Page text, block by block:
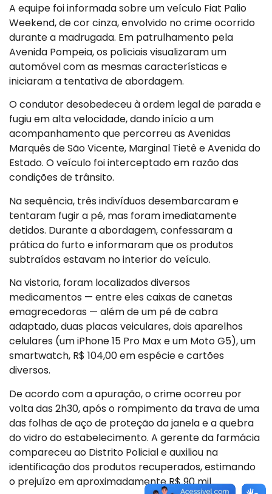
A equipe foi informada sobre um veículo Fiat Palio
Weekend, de cor cinza, envolvido no crime ocorrido
durante a madrugada. Em patrulhamento pela
Avenida Pompeia, os policiais visualizaram um
automóvel com as mesmas características e
iniciaram a tentativa de abordagem.
O condutor desobedeceu à ordem legal de parada e
fugiu em alta velocidade, dando início a um
acompanhamento que percorreu as Avenidas
Marquês de São Vicente, Marginal Tietê e Avenida do
Estado. O veículo foi interceptado em razão das
condições de trânsito.
Na sequência, três indivíduos desembarcaram e
tentaram fugir a pé, mas foram imediatamente
detidos. Durante a abordagem, confessaram a
prática do furto e informaram que os produtos
subtraídos estavam no interior do veículo.
Na vistoria, foram localizados diversos
medicamentos — entre eles caixas de canetas
emagrecedoras — além de um pé de cabra
adaptado, duas placas veiculares, dois aparelhos
celulares (um iPhone 15 Pro Max e um Moto G5), um
smartwatch, R$ 104,00 em espécie e cartões
diversos.
De acordo com a apuração, o crime ocorreu por
volta das 2h30, após o rompimento da trava de uma
das folhas de aço de proteção da janela e a quebra
do vidro do estabelecimento. A gerente da farmácia
compareceu ao Distrito Policial e auxiliou na
identificação dos produtos recuperados, estimando
o prejuízo em aproximadamente R$ 90 mil.